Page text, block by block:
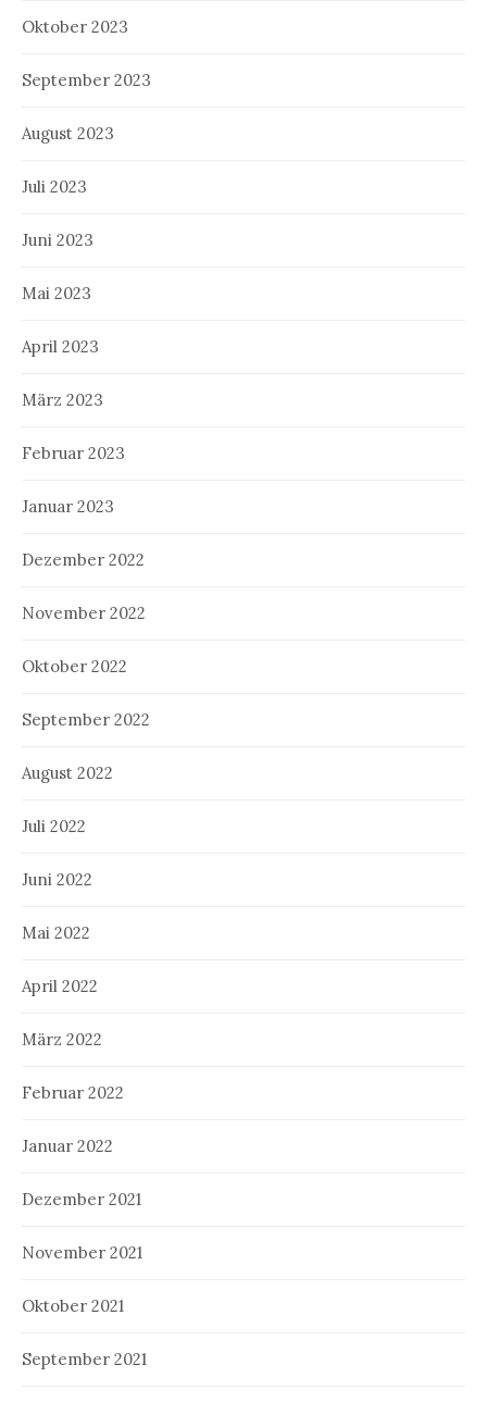
Oktober 2023
September 2023
August 2023
Juli 2023
Juni 2023
Mai 2023
April 2023
März 2023
Februar 2023
Januar 2023
Dezember 2022
November 2022
Oktober 2022
September 2022
August 2022
Juli 2022
Juni 2022
Mai 2022
April 2022
März 2022
Februar 2022
Januar 2022
Dezember 2021
November 2021
Oktober 2021
September 2021